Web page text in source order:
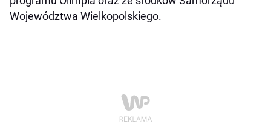
Województwa Wielkopolskiego.